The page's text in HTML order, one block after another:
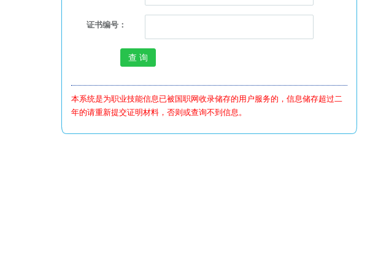
证书编号：
本系统是为职业技能信息已被国职网收录储存的用户服务的，信息储存超过二
年的请重新提交证明材料，否则或查询不到信息。